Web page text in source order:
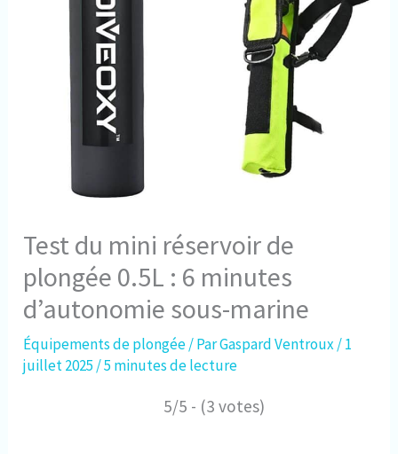
Test du mini réservoir de
plongée 0.5L : 6 minutes
d’autonomie sous-marine
Équipements de plongée/ ParGaspard Ventroux/1
juillet 2025/5 minutes de lecture
5/5 - (3 votes)